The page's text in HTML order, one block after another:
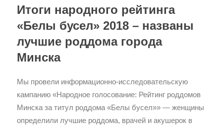
Итоги народного рейтинга
«Белы бусел» 2018 – названы
лучшие роддома города
Минска
Мы провели информационно-исследовательскую
кампанию «Народное голосование: Рейтинг роддомов
Минска за титул роддома «Белы бусел»» — женщины
определили лучшие роддома, врачей и акушерок в